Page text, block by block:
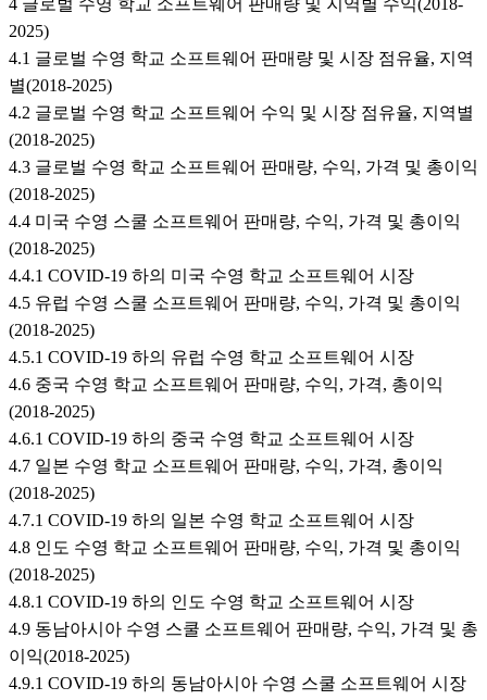
4 글로벌 수영 학교 소프트웨어 판매량 및 지역별 수익(2018-
2025)
4.1 글로벌 수영 학교 소프트웨어 판매량 및 시장 점유율, 지역
별(2018-2025)
4.2 글로벌 수영 학교 소프트웨어 수익 및 시장 점유율, 지역별
(2018-2025)
4.3 글로벌 수영 학교 소프트웨어 판매량, 수익, 가격 및 총이익
(2018-2025)
4.4 미국 수영 스쿨 소프트웨어 판매량, 수익, 가격 및 총이익
(2018-2025)
4.4.1 COVID-19 하의 미국 수영 학교 소프트웨어 시장
4.5 유럽 수영 스쿨 소프트웨어 판매량, 수익, 가격 및 총이익
(2018-2025)
4.5.1 COVID-19 하의 유럽 수영 학교 소프트웨어 시장
4.6 중국 수영 학교 소프트웨어 판매량, 수익, 가격, 총이익
(2018-2025)
4.6.1 COVID-19 하의 중국 수영 학교 소프트웨어 시장
4.7 일본 수영 학교 소프트웨어 판매량, 수익, 가격, 총이익
(2018-2025)
4.7.1 COVID-19 하의 일본 수영 학교 소프트웨어 시장
4.8 인도 수영 학교 소프트웨어 판매량, 수익, 가격 및 총이익
(2018-2025)
4.8.1 COVID-19 하의 인도 수영 학교 소프트웨어 시장
4.9 동남아시아 수영 스쿨 소프트웨어 판매량, 수익, 가격 및 총
이익(2018-2025)
4.9.1 COVID-19 하의 동남아시아 수영 스쿨 소프트웨어 시장